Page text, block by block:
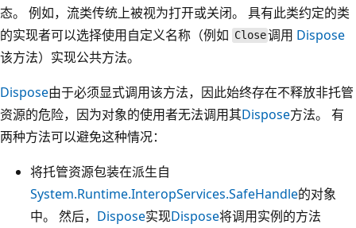
态。 例如，流类传统上被视为打开或关闭。 具有此类约定的类
的实现者可以选择使用自定义名称（例如 Close调用 Dispose
该方法）实现公共方法。
Dispose由于必须显式调用该方法，因此始终存在不释放非托管
资源的危险，因为对象的使用者无法调用其Dispose方法。 有
两种方法可以避免这种情况：
将托管资源包装在派生自
System.Runtime.InteropServices.SafeHandle的对象
中。 然后， Dispose实现Dispose将调用实例的方法